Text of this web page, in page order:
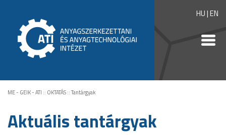
HU|EN
ME - GEIK - ATI :: OKTATÁS::Tantárgyak
Aktuális tantárgyak